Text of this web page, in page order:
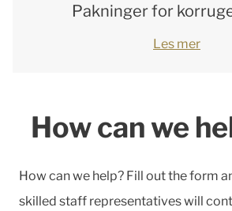
Pakninger for
Les mer
How can we
How can we help? Fill out the form
skilled staff representatives will